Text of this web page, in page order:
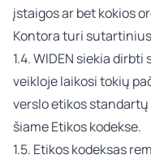
įstaigos ar bet kokios
Kontora turi
1.4. WIDEN siekia
veikloje laikosi tokių
verslo etikos
šiame Etikos kodekse.
1.5. Etikos kodeksas